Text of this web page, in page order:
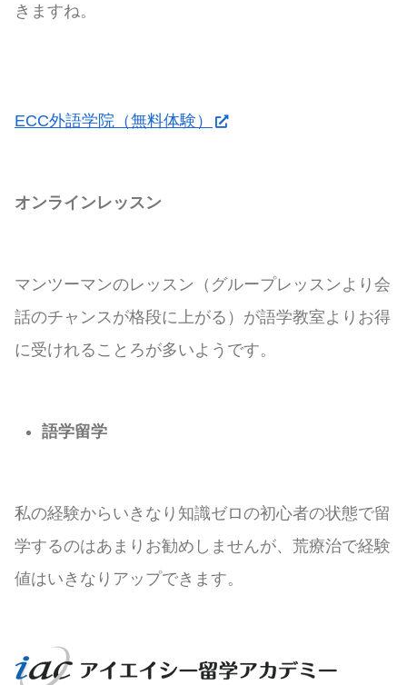
きますね。
ECC外語学院（無料体験）
オンラインレッスン
マンツーマンのレッスン（グループレッスンより会
話のチャンスが格段に上がる）が語学教室よりお得
に受けれることろが多いようです。
語学留学
私の経験からいきなり知識ゼロの初心者の状態で留
学するのはあまりお勧めしませんが、荒療治で経験
値はいきなりアップできます。